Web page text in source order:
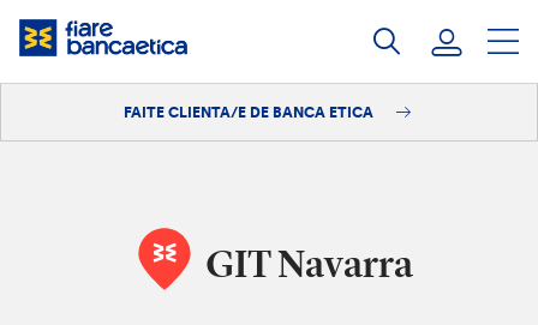
Saltar
FAITE CLIENTA/E DE BANCA ETICA
GIT Navarra